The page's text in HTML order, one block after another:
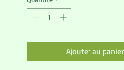
Ajouter au panier